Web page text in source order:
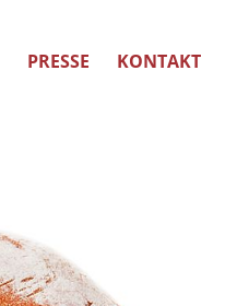
PRESSE KONTAKT